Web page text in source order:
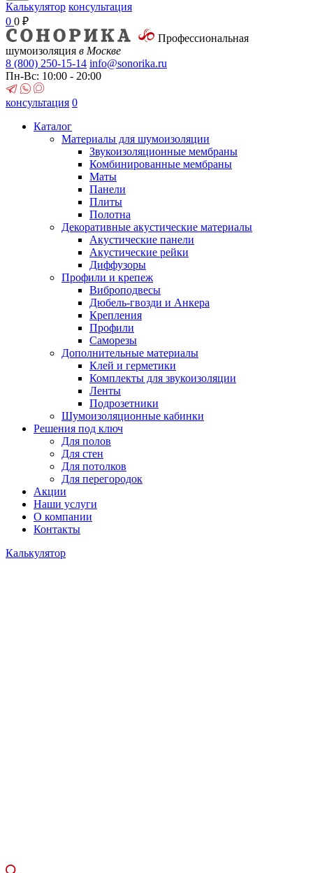
Калькулятор консультация
0 0 ₽
Профессиональная
шумоизоляция в Москве
8 (800) 250-15-14 info@sonorika.ru
Пн-Вс: 10:00 - 20:00
консультация 0
Каталог
Материалы для шумоизоляции
Звукоизоляционные мембраны
Комбинированные мембраны
Маты
Панели
Плиты
Полотна
Декоративные акустические материалы
Акустические панели
Акустические рейки
Диффузоры
Профили и крепеж
Виброподвесы
Дюбель-гвозди и Анкера
Крепления
Профили
Саморезы
Дополнительные материалы
Клей и герметики
Комплекты для звукоизоляции
Ленты
Подрозетники
Шумоизоляционные кабинки
Решения под ключ
Для полов
Для стен
Для потолков
Для перегородок
Акции
Наши услуги
О компании
Контакты
Калькулятор